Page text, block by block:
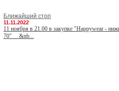
Ближайший стоп
11.11.2022
11 ноября в 21.00 в закупке "Happywear -
70" &nb...